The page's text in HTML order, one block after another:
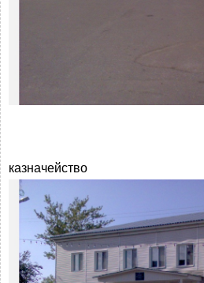
казначейство